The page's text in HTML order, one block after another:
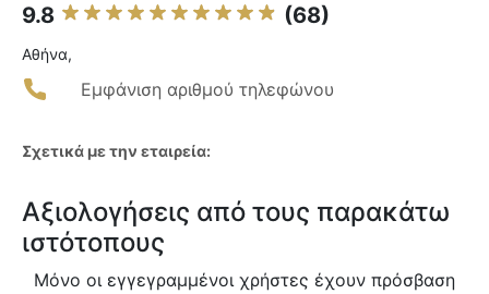
9.8 (68)
Αθήνα,
Εμφάνιση αριθμού τηλεφώνου
Σχετικά με την εταιρεία:
Αξιολογήσεις από τους παρακάτω
ιστότοπους
Μόνο οι εγγεγραμμένοι χρήστες έχουν πρόσβαση